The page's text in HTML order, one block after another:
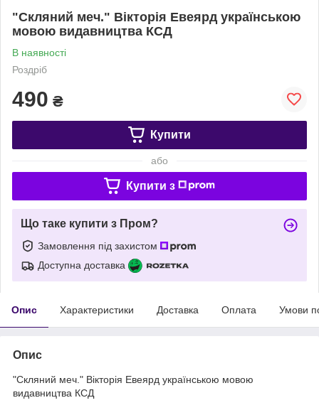
"Скляний меч." Вікторія Евеярд українською
мовою видавництва КСД
В наявності
Роздріб
490 ₴
Купити
або
Купити з
Що таке купити з Пром?
Замовлення під захистом
Доступна доставка
Опис Характеристики Доставка Оплата Умови
Опис
"Скляний меч." Вікторія Евеярд українською мовою
видавництва КСД